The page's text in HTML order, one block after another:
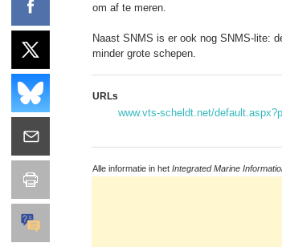
om af te meren.
Naast SNMS is er ook nog SNMS-lite:
minder grote schepen.
URLs
www.vts-scheldt.net/
Alle informatie in het Integrated Marine